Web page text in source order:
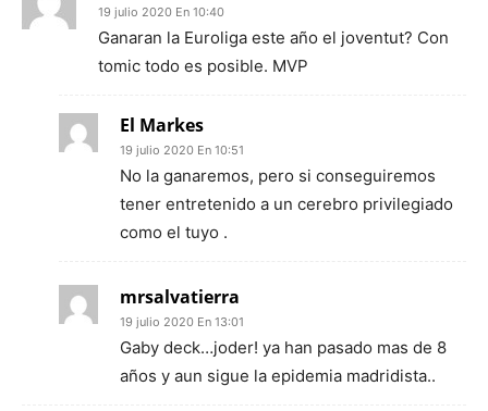
19 julio 2020 En 10:40
Ganaran la Euroliga este año el joventut? Con
tomic todo es posible. MVP
El Markes
19 julio 2020 En 10:51
No la ganaremos, pero si conseguiremos
tener entretenido a un cerebro privilegiado
como el tuyo .
mrsalvatierra
19 julio 2020 En 13:01
Gaby deck…joder! ya han pasado mas de 8
años y aun sigue la epidemia madridista..